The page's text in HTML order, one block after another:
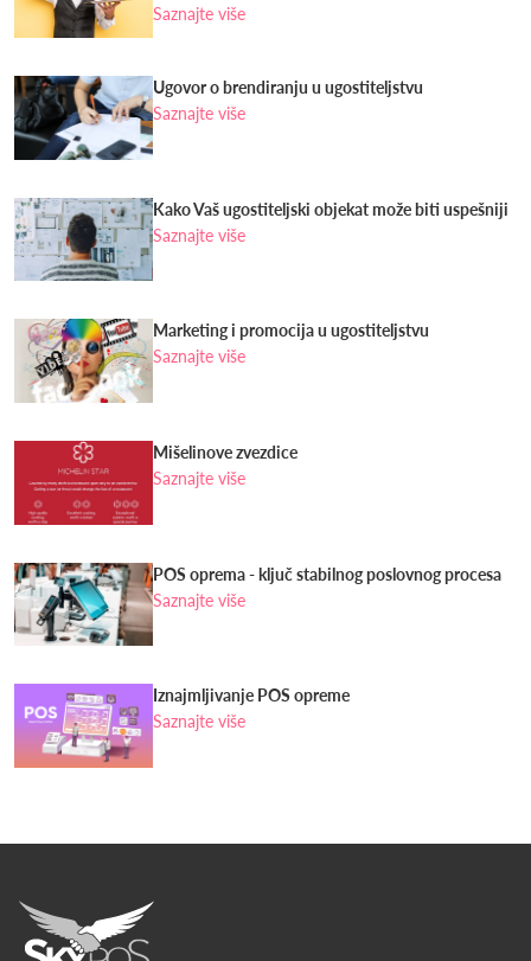
Saznajte više
Ugovor o brendiranju u ugostiteljstvu
Saznajte više
Kako Vaš ugostiteljski objekat može biti uspešniji
Saznajte više
Marketing i promocija u ugostiteljstvu
Saznajte više
Mišelinove zvezdice
Saznajte više
POS oprema - ključ stabilnog poslovnog procesa
Saznajte više
Iznajmljivanje POS opreme
Saznajte više